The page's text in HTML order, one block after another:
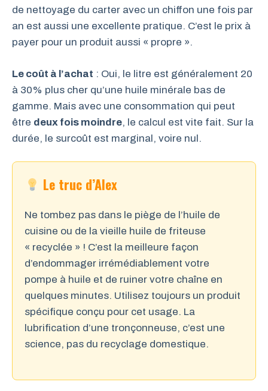
de nettoyage du carter avec un chiffon une fois par
an est aussi une excellente pratique. C’est le prix à
payer pour un produit aussi « propre ».
Le coût à l’achat : Oui, le litre est généralement 20
à 30% plus cher qu’une huile minérale bas de
gamme. Mais avec une consommation qui peut
être deux fois moindre, le calcul est vite fait. Sur la
durée, le surcoût est marginal, voire nul.
Le truc d’Alex
Ne tombez pas dans le piège de l’huile de
cuisine ou de la vieille huile de friteuse
« recyclée » ! C’est la meilleure façon
d’endommager irrémédiablement votre
pompe à huile et de ruiner votre chaîne en
quelques minutes. Utilisez toujours un produit
spécifique conçu pour cet usage. La
lubrification d’une tronçonneuse, c’est une
science, pas du recyclage domestique.